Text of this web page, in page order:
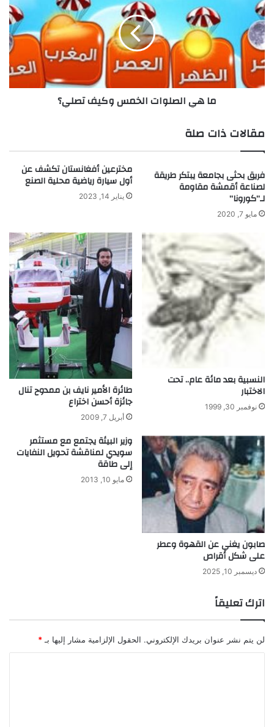
ي
"
.
.
س
ل
ب
و
إ
ج
ا
ب
ي
ه
ي
ا
ل
ص
ل
و
ل
خ
س
و
ك
ي
ص
ل
ي
ما هي الصلوات الخمس وكيف تصلي؟
مقالات ذات صلة
فريق بحثى بجامعة يبتكر طريقة
لصناعة أقمشة مقاومة
لـ”كورونا”
مايو 7, 2020
مخترعين أفغانستان تكشف عن
أول سيارة رياضية محلية الصنع
يناير 14, 2023
النسبية بعد مائة عام.. تحت
الاختبار
نوفمبر 30, 1999
طائرة الأمير نايف بن ممدوح تنال
جائزة أحسن اختراع
أبريل 7, 2009
صابون يغني عن القهوة وعطر
على شكل أقراص
ديسمبر 10, 2025
وزير البيئة يجتمع مع مستثمر
سويدي لمناقشة تحويل النفايات
إلى طاقة
مايو 10, 2013
اترك تعليقاً
لن يتم نشر عنوان بريدك الإلكتروني. الحقول الإلزامية مشار إليها بـ *